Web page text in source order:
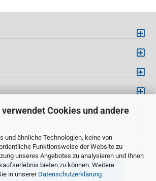
Cookies und andere
und ähnliche Technologien, keine von
Funktionsweise der Website zu
unseres Angebotes zu analysieren und Ihnen
bieten zu können. Weitere
in unserer Datenschutzerklärung.
Vertrag widerrufen